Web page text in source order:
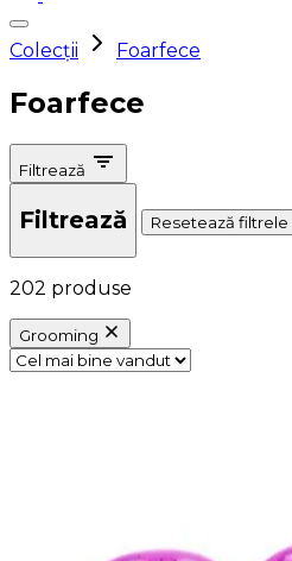
Colecții Foarfece
Foarfece
Filtrează
Filtrează Resetează filtrele
202 produse
Grooming